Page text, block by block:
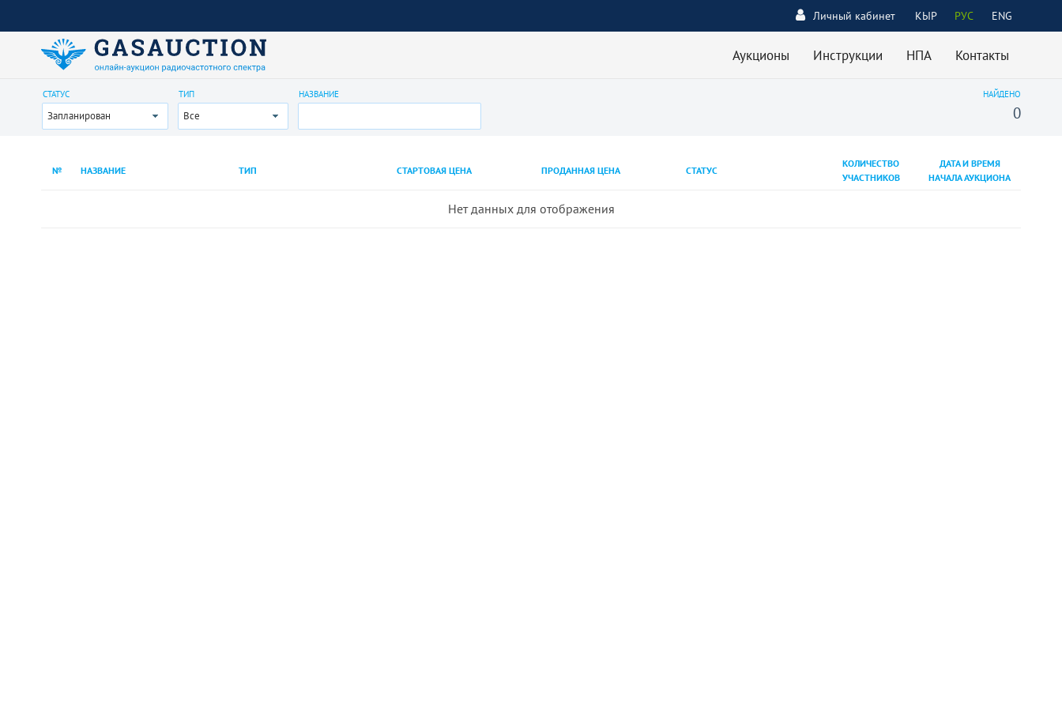
КЫР РУС ENG
Личный кабинет
Аукционы Инструкции НПА Контакты
СТАТУС
Запланирован
ТИП
Все
НАЗВАНИЕ НАЙДЕНО
0
№ НАЗВАНИЕ ТИП СТАРТОВАЯ ЦЕНА ПРОДАННАЯ ЦЕНА СТАТУС
КОЛИЧЕСТВО
УЧАСТНИКОВ
ДАТА И ВРЕМЯ
НАЧАЛА АУКЦИОНА
Нет данных для отображения